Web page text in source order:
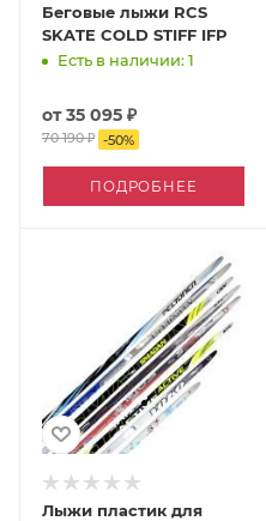
Беговые лыжи RCS
SKATE COLD STIFF IFP
Есть в наличии: 1
от35 095 ₽
70 190 ₽ -50%
ПОДРОБНЕЕ
Лыжи пластик для